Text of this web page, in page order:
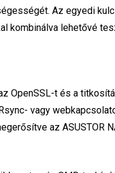
Az egyedi
kombinálva lehetővé
OpenSSL-t és a
vagy
az ASUSTOR